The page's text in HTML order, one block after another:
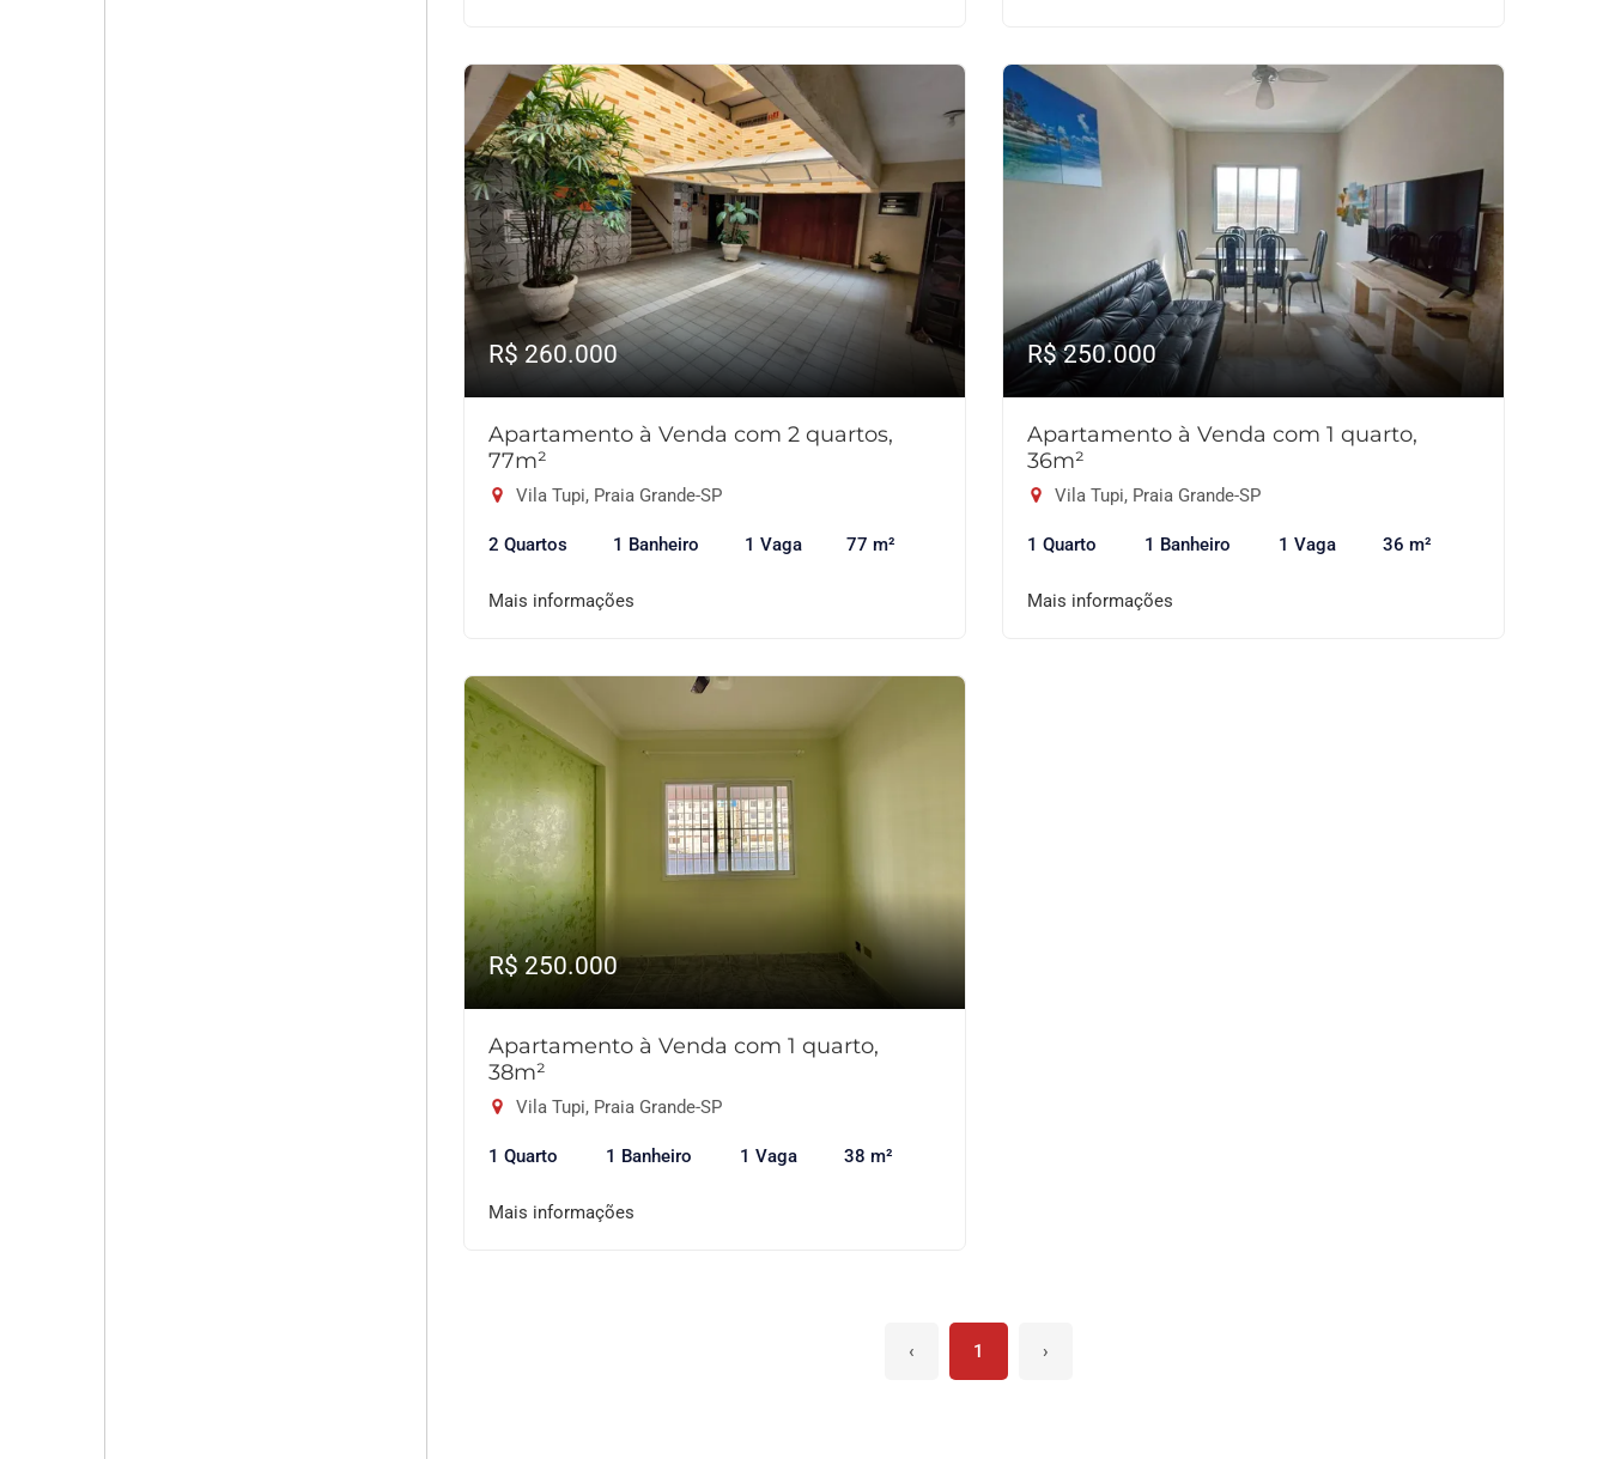
R$ 260.000
Apartamento à Venda com 2 quartos,
77m²
Vila Tupi, Praia Grande-SP
2 Quartos 1 Banheiro 1 Vaga 77 m²
Mais informações
R$ 250.000
Apartamento à Venda com 1 quarto,
36m²
Vila Tupi, Praia Grande-SP
1 Quarto 1 Banheiro 1 Vaga 36 m²
Mais informações
R$ 250.000
Apartamento à Venda com 1 quarto,
38m²
Vila Tupi, Praia Grande-SP
1 Quarto 1 Banheiro 1 Vaga 38 m²
Mais informações
‹ 1 ›